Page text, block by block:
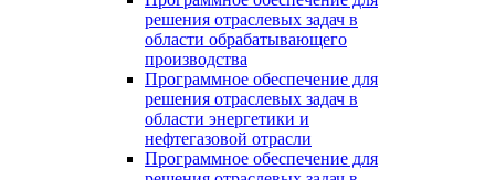
решения отраслевых задач в
области обрабатывающего
производства
Программное обеспечение для
решения отраслевых задач в
области энергетики и
нефтегазовой отрасли
Программное обеспечение для